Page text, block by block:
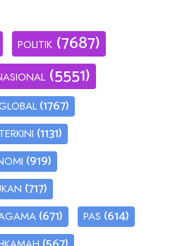
POLITIK (7687)
(5551)
(1767)
TERKINI (1131)
(919)
(717)
(671) PAS (614)